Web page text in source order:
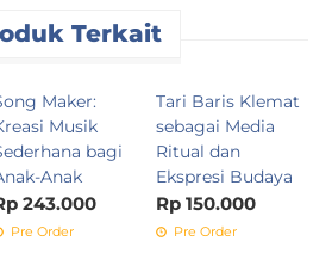
Terkait
Maker:
Musik
bagi
Anak
243.000
Pre Order
Tari Baris Klemat
sebagai Media
Ritual dan
Ekspresi Budaya
Rp 150.000
Pre Order